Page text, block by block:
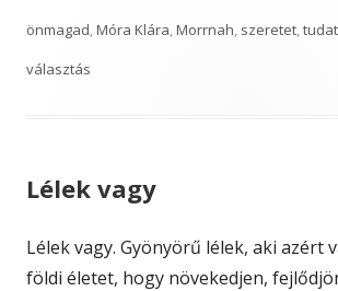
önmagad,Móra Klára,Morrnah, szeretet,
választás
Lélek vagy
Lélek vagy. Gyönyörű lélek, aki azért
földi életet, hogy növekedjen,